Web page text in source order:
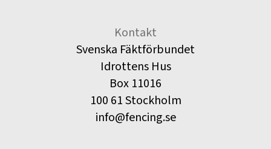
Kontakt
Svenska Fäktförbundet
Idrottens Hus
Box 11016
100 61 Stockholm
info@fencing.se